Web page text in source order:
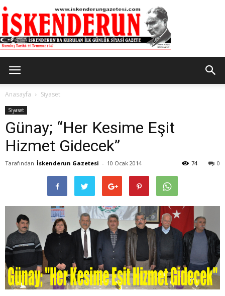
Gazetesi
Anasayfa Siyaset
Siyaset
Günay; “Her Kesime Eşit
Hizmet Gidecek”
Tarafından İskenderun Gazetesi - 10 Ocak 2014 0
74